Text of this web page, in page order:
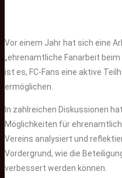
Vor einem Jahr hat sich eine
„ehrenamtliche Fanarbeit beim
ist es, FC-Fans eine aktive
ermöglichen.
In zahlreichen Diskussionen
Möglichkeiten für
Vereins analysiert und
Vordergrund, wie die
verbessert werden können.